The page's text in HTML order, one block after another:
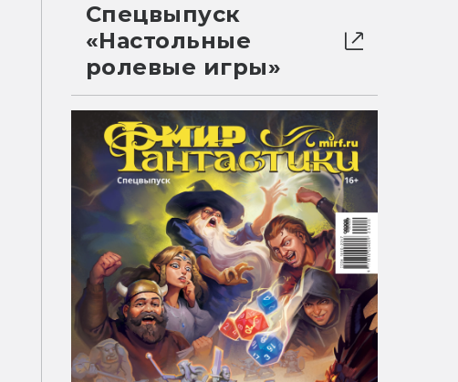
Спецвыпуск
«Настольные
ролевые игры»